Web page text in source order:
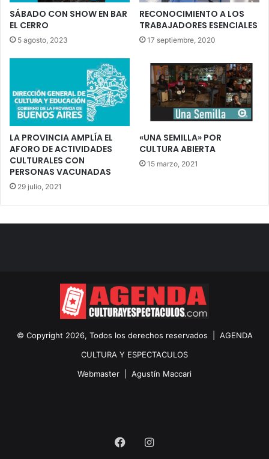
SÁBADO CON SHOW EN BAR
EL CERRO
5 agosto, 2023
RECONOCIMIENTO A LOS
TRABAJADORES ESENCIALES
17 septiembre, 2020
LA PROVINCIA AMPLÍA EL
AFORO DE ACTIVIDADES
CULTURALES CON
PERSONAS VACUNADAS
29 julio, 2021
«UNA SEMILLA» POR
CULTURA ABIERTA
15 marzo, 2021
© Copyright 2026, Todos los derechos reservados | AGENDA
CULTURA Y ESPECTACULOS
Webmaster | Agustín Maccari